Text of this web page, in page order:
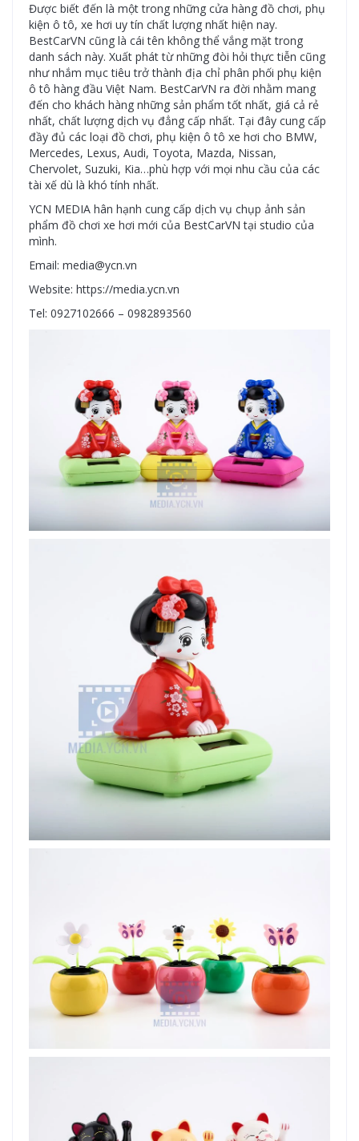
Được biết đến là một trong những cửa hàng đồ chơi, phụ
kiện ô tô, xe hơi uy tín chất lượng nhất hiện nay.
BestCarVN cũng là cái tên không thể vắng mặt trong
danh sách này. Xuất phát từ những đòi hỏi thực tiễn cũng
như nhắm mục tiêu trở thành địa chỉ phân phối phụ kiện
ô tô hàng đầu Việt Nam. BestCarVN ra đời nhằm mang
đến cho khách hàng những sản phẩm tốt nhất, giá cả rẻ
nhất, chất lượng dịch vụ đẳng cấp nhất. Tại đây cung cấp
đầy đủ các loại đồ chơi, phụ kiện ô tô xe hơi cho BMW,
Mercedes, Lexus, Audi, Toyota, Mazda, Nissan,
Chervolet, Suzuki, Kia…phù hợp với mọi nhu cầu của các
tài xế dù là khó tính nhất.
YCN MEDIA hân hạnh cung cấp dịch vụ chụp ảnh sản
phẩm đồ chơi xe hơi mới của BestCarVN tại studio của
mình.
Email: media@ycn.vn
Website: https://media.ycn.vn
Tel: 0927102666 – 0982893560